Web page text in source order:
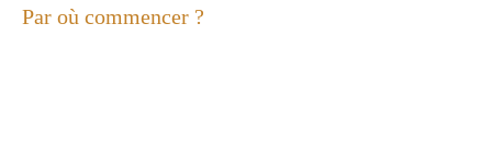
Par où commencer ?